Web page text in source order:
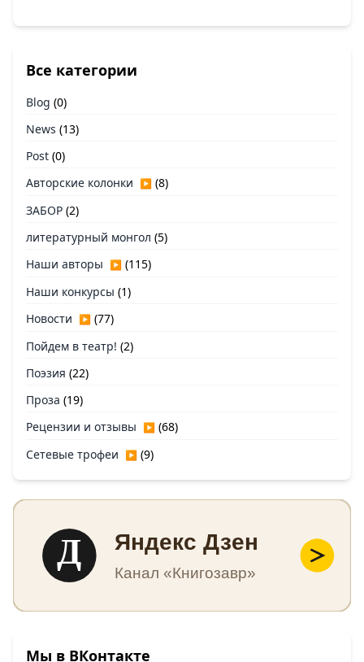
Все категории
Blog (0)
News (13)
Post (0)
Авторские колонки ▶ (8)
ЗАБОР (2)
литературный монгол (5)
Наши авторы ▶ (115)
Наши конкурсы (1)
Новости ▶ (77)
Пойдем в театр! (2)
Поэзия (22)
Проза (19)
Рецензии и отзывы ▶ (68)
Сетевые трофеи ▶ (9)
Д Яндекс Дзен
Канал «Книгозавр»
Мы в ВКонтакте